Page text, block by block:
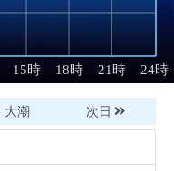
大潮 次日